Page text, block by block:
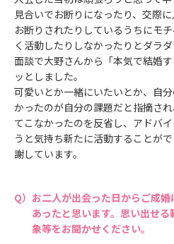
見合いでお断りになったり、交際
お断りされたりしているうちにモ
く活動したりしなかったりとダラ
面談で大野さんから「本気で結婚
ッとしました。
可愛いとか一緒にいたいとか、自
かったのが自分の課題だと指摘さ
てこなかったのを反省し、アドバ
うと気持ち新たに活動することが
謝しています。
お二人が出会った日からご成
あったと思います。思い出せ
象等をお聞かせください。